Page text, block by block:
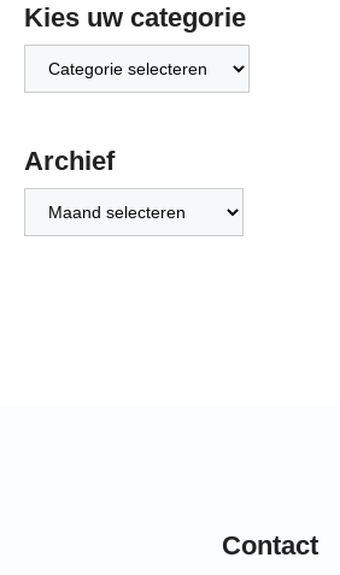
Kies uw categorie
Archief
Contact